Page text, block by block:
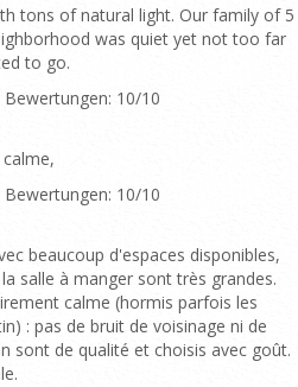
tons of natural light. Our family of 5
was quiet yet not too far
to go.
10/10
10/10
beaucoup d'espaces disponibles,
salle à manger sont très grandes.
calme (hormis parfois les
: pas de bruit de voisinage ni de
sont de qualité et choisis avec goût.